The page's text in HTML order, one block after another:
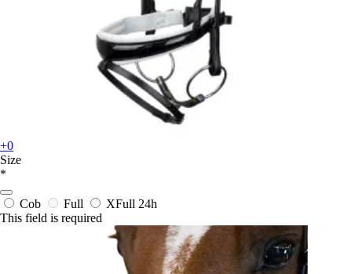
+0
Size
*
Cob Full XFull 24h
This field is required